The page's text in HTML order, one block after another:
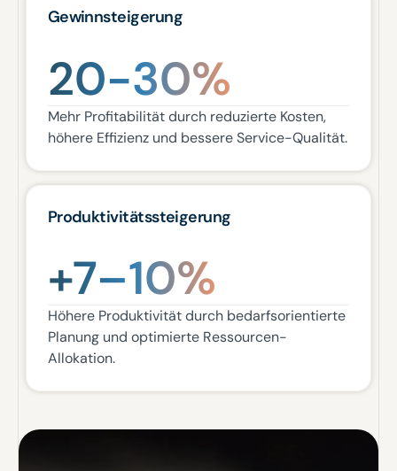
Gewinnsteigerung
20-30%
Mehr Profitabilität durch reduzierte Kosten,
höhere Effizienz und bessere Service-Qualität.
Produktivitätssteigerung
+7–10%
Höhere Produktivität durch bedarfsorientierte
Planung und optimierte Ressourcen-
Allokation.